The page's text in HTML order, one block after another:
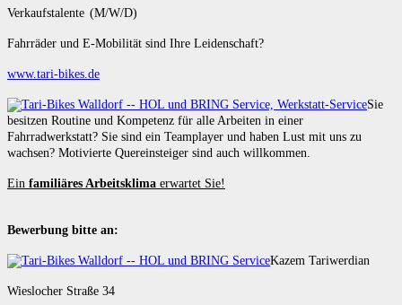
Verkaufstalente (M/W/D)
Fahrräder und E-Mobilität sind Ihre Leidenschaft?
www.tari-bikes.de
Sie
besitzen Routine und Kompetenz für alle Arbeiten in einer
Fahrradwerkstatt? Sie sind ein Teamplayer und haben Lust mit uns zu
wachsen? Motivierte Quereinsteiger sind auch willkommen.
Ein familiäres Arbeitsklima erwartet Sie!
Bewerbung bitte an:
Kazem Tariwerdian
Wieslocher Straße 34